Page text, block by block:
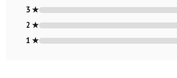
3 ★
2 ★
1 ★